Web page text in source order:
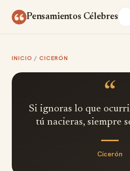
Pensamientos Célebres
INICIO / CICERÓN
“
Si ignoras lo que
tú nacieras, siempre
Cicerón